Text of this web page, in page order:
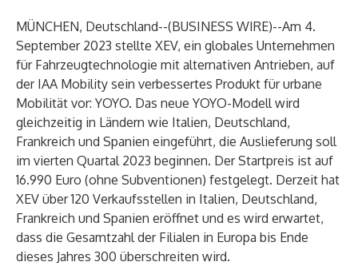
MÜNCHEN, Deutschland--(BUSINESS WIRE)--Am 4.
September 2023 stellte XEV, ein globales Unternehmen
für Fahrzeugtechnologie mit alternativen Antrieben, auf
der IAA Mobility sein verbessertes Produkt für urbane
Mobilität vor: YOYO. Das neue YOYO-Modell wird
gleichzeitig in Ländern wie Italien, Deutschland,
Frankreich und Spanien eingeführt, die Auslieferung soll
im vierten Quartal 2023 beginnen. Der Startpreis ist auf
16.990 Euro (ohne Subventionen) festgelegt. Derzeit hat
XEV über 120 Verkaufsstellen in Italien, Deutschland,
Frankreich und Spanien eröffnet und es wird erwartet,
dass die Gesamtzahl der Filialen in Europa bis Ende
dieses Jahres 300 überschreiten wird.